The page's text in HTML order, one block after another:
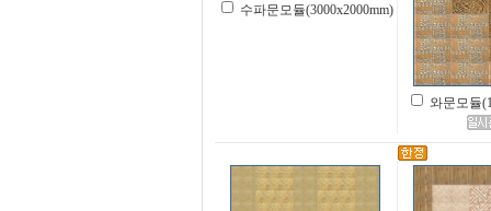
수파문모듈(3000x2000mm)
와문모듈